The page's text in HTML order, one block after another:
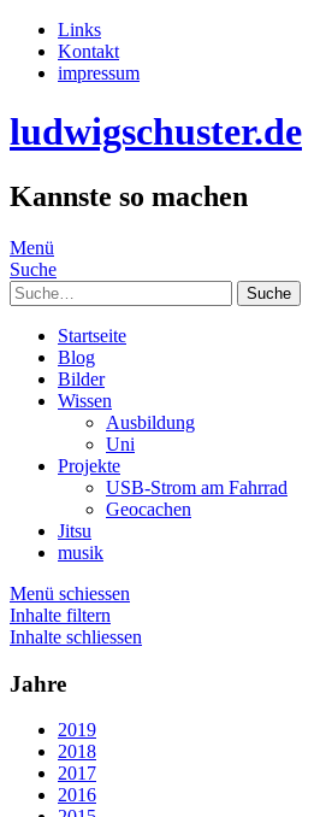
Links
Kontakt
impressum
ludwigschuster.de
Kannste so machen
Menü
Suche
Suche
Startseite
Blog
Bilder
Wissen
Ausbildung
Uni
Projekte
USB-Strom am Fahrrad
Geocachen
Jitsu
musik
Menü schiessen
Inhalte filtern
Inhalte schliessen
Jahre
2019
2018
2017
2016